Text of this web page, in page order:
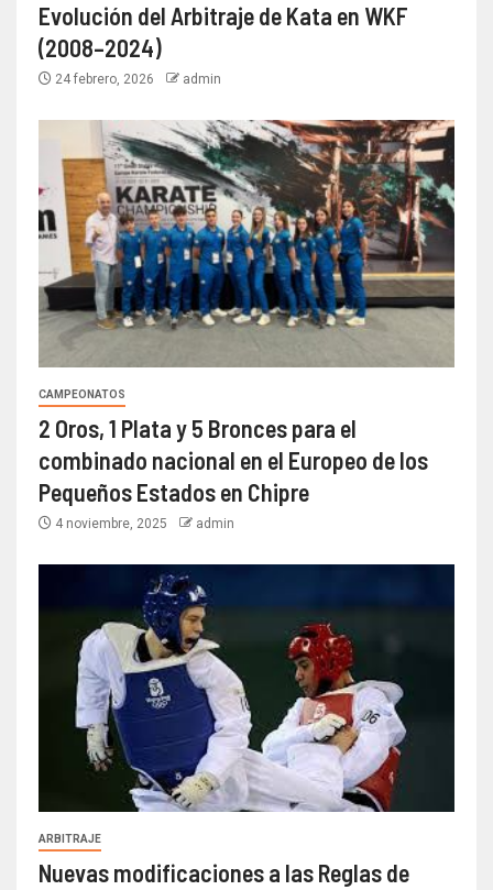
Evolución del Arbitraje de Kata en WKF
(2008–2024)
24 febrero, 2026 admin
CAMPEONATOS
2 Oros, 1 Plata y 5 Bronces para el
combinado nacional en el Europeo de los
Pequeños Estados en Chipre
4 noviembre, 2025 admin
ARBITRAJE
Nuevas modificaciones a las Reglas de